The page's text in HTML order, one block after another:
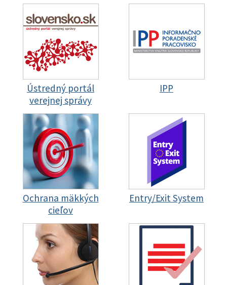
Ústredný portál
verejnej správy
IPP
Ochrana mäkkých
cieľov
Entry/Exit System